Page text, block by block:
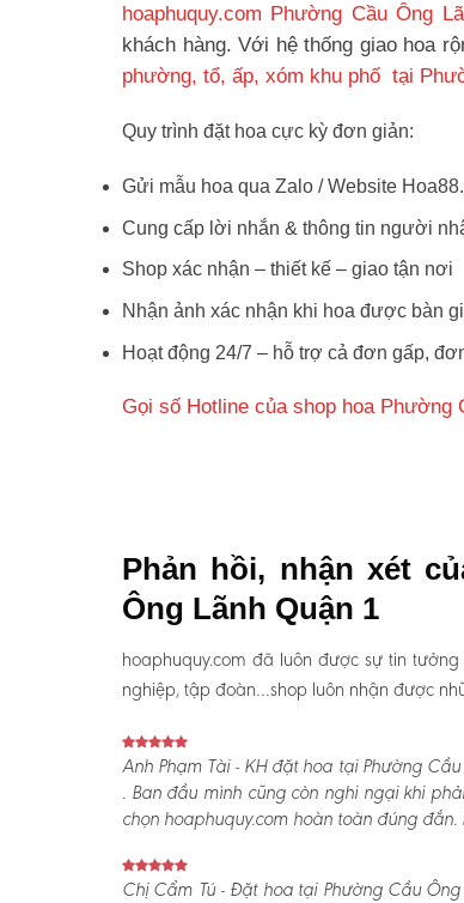
hoaphuquy.com Phường Cầu Ông
khách hàng. Với hệ thống giao hoa
phường, tổ, ấp, xóm khu phố tại
Quy trình đặt hoa cực kỳ đơn giản:
Gửi mẫu hoa qua Zalo / Website
Cung cấp lời nhắn & thông tin người
Shop xác nhận – thiết kế – giao tận nơi
Nhận ảnh xác nhận khi hoa được bàn
Hoạt động 24/7 – hỗ trợ cả đơn gấp,
Gọi số Hotline của shop hoa Phường
Phản hồi, nhận xét
Ông Lãnh Quận 1
hoaphuquy.com đã luôn được sự tin
nghiệp, tập đoàn…shop luôn nhận được
Anh Phạm Tài - KH đặt hoa tại Phường
. Ban đầu mình cũng còn nghi ngại khi
chọn hoaphuquy.com hoàn toàn đúng
Chị Cẩm Tú - Đặt hoa tại Phường Cầu Ông